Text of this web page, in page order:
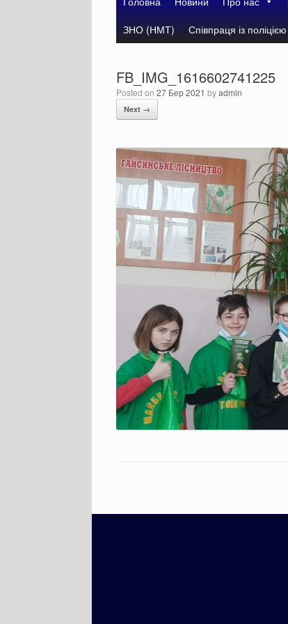
ЗНО (НМТ)
Співпраця із поліцією
FB_IMG_1616602741225
Posted on 27 Бер 2021 byadmin
Next →